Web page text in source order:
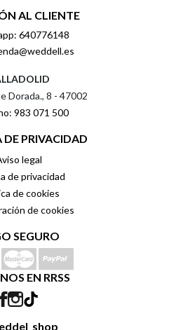
AL CLIENTE
640776148
Dorada., 8 - 47002
983 071 500
PRIVACIDAD
legal
de privacidad
de cookies
de cookies
SEGURO
EN RRSS